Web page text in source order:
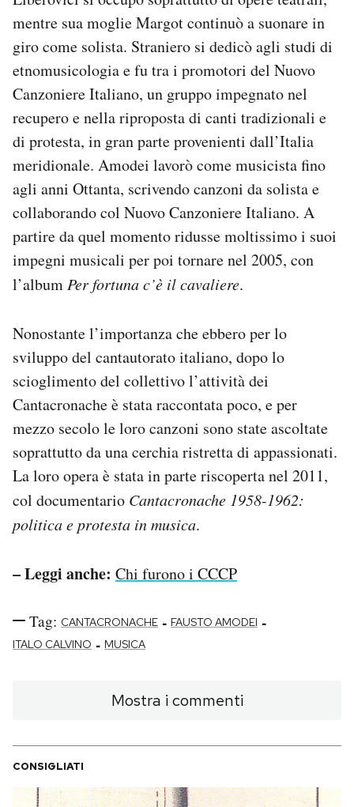
mentre sua moglie Margot continuò a suonare in
giro come solista. Straniero si dedicò agli studi di
etnomusicologia e fu tra i promotori del Nuovo
Canzoniere Italiano, un gruppo impegnato nel
recupero e nella riproposta di canti tradizionali e
di protesta, in gran parte provenienti dall’Italia
meridionale. Amodei lavorò come musicista fino
agli anni Ottanta, scrivendo canzoni da solista e
collaborando col Nuovo Canzoniere Italiano. A
partire da quel momento ridusse moltissimo i suoi
impegni musicali per poi tornare nel 2005, con
l’album Per fortuna c’è il cavaliere.
Nonostante l’importanza che ebbero per lo
sviluppo del cantautorato italiano, dopo lo
scioglimento del collettivo l’attività dei
Cantacronache è stata raccontata poco, e per
mezzo secolo le loro canzoni sono state ascoltate
soprattutto da una cerchia ristretta di appassionati.
La loro opera è stata in parte riscoperta nel 2011,
col documentario Cantacronache 1958-1962:
politica e protesta in musica.
– Leggi anche: Chi furono i CCCP
Tag: CANTACRONACHE - FAUSTO AMODEI -
ITALO CALVINO - MUSICA
Mostra i commenti
CONSIGLIATI